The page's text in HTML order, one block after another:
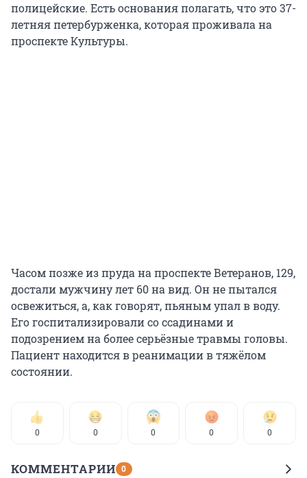
полицейские. Есть основания полагать, что это 37-
летняя петербурженка, которая проживала на
проспекте Культуры.
Часом позже из пруда на проспекте Ветеранов, 129,
достали мужчину лет 60 на вид. Он не пытался
освежиться, а, как говорят, пьяным упал в воду.
Его госпитализировали со ссадинами и
подозрением на более серьёзные травмы головы.
Пациент находится в реанимации в тяжёлом
состоянии.
0 0 0 0 0
КОММЕНТАРИИ 0